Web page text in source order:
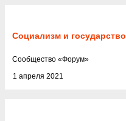
Социализм и государство
1 апреля 2021
Cообщество «Форум»